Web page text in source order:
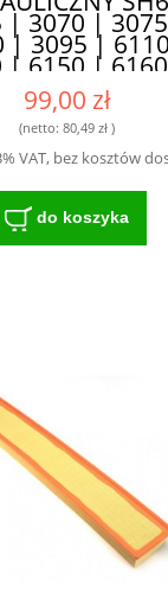
| 3070 |
| 3095 |
| 6150 |
|
| 6290
|
FILTRACJA I
99,00 zł
(netto: 80,49 zł)
VAT, bez kosztów
do koszyka